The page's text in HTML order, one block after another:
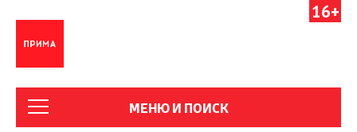
16+
МЕНЮ И ПОИСК